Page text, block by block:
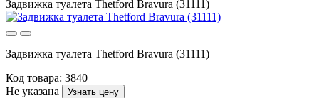
Задвижка туалета Thetford Bravura (31111)
Задвижка туалета Thetford Bravura (31111)
Код товара: 3840
Не указана
Узнать цену